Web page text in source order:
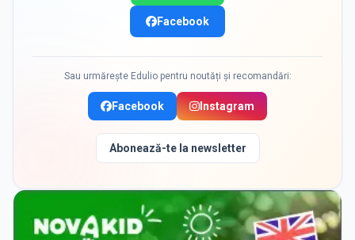
Facebook
Sau urmărește Edulio pentru noutăți și recomandări:
Facebook Instagram
Abonează-te la newsletter